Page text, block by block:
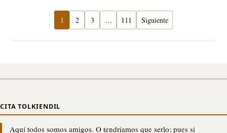
1 2 3 … 111 Siguiente
CITA TOLKIENDIL
Aquí todos somos amigos. O tendríamos que serlo; pues si